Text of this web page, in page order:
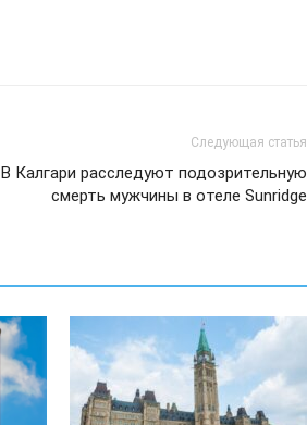
Следующая статья
В Калгари расследуют подозрительную
смерть мужчины в отеле Sunridge